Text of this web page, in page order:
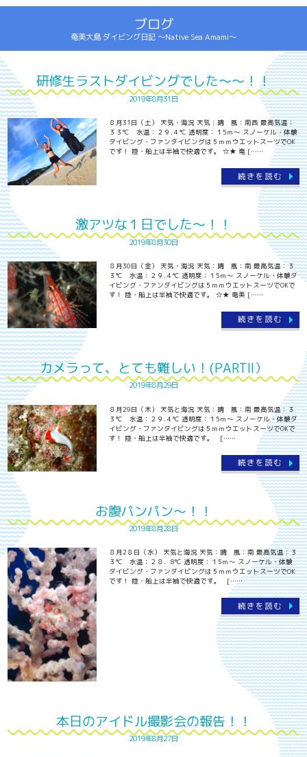
ブログ
奄美大島 ダイビング日記 ～Native Sea Amami～
研修生ラストダイビングでした～～！！
2019年8月31日
８月31日（土） 天気・海況 天気：晴 風：南西 最高気温：
３３℃ 水温：２９.４℃ 透明度：１5ｍ～ スノーケル・体験
ダイビング・ファンダイビングは５ｍｍウエットスーツでOK
です！ 陸・船上は半袖で快適です。 ☆★ 奄 [……
続きを読む
激アツな１日でした～！！
2019年8月30日
８月30日（金） 天気・海況 天気：晴 風：南 最高気温：３
３℃ 水温：２９.４℃ 透明度：１5ｍ～ スノーケル・体験ダ
イビング・ファンダイビングは５ｍｍウエットスーツでOKで
す！ 陸・船上は半袖で快適です。 ☆★ 奄美 [……
続きを読む
カメラって、とても難しい！(PARTⅡ）
2019年8月29日
８月29日（木） 天気と海況 天気：晴 風：南 最高気温：３
３℃ 水温：２９.４℃ 透明度：１5ｍ～ スノーケル・体験ダ
イビング・ファンダイビングは５ｍｍウエットスーツでOKで
す！ 陸・船上は半袖で快適です。 [……
続きを読む
お腹パンパン～！！
2019年8月28日
８月2８日（水） 天気と海況 天気：晴 風：南 最高気温：３
３℃ 水温：２８．8℃ 透明度：１5ｍ～ スノーケル・体験
ダイビング・ファンダイビングは５ｍｍウエットスーツでOK
です！ 陸・船上は半袖で快適です。 [……
続きを読む
本日のアイドル撮影会の報告！！
2019年8月27日